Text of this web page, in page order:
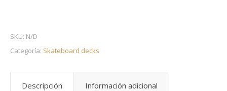
SKU: N/D
Categoría: Skateboard decks
Descripción Información adicional